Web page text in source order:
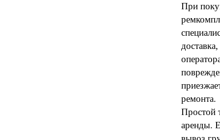
При
ремонта.
Простой
аренды.